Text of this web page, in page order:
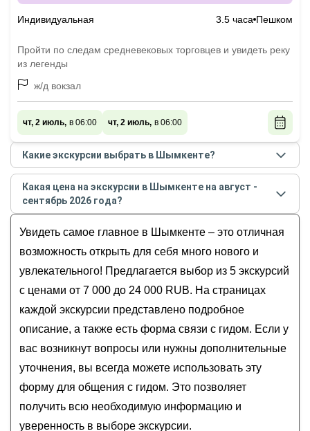
Индивидуальная 3.5 часа Пешком
Пройти по следам средневековых торговцев и увидеть реку
из легенды
ж/д вокзал
чт, 2 июль, в 06:00 чт, 2 июль, в 06:00
Какие экскурсии выбрать в Шымкенте?
Самые популярные экскурсиив Шымкентев
августе - сентябре 2026года:
Из Шымкента — в древние горы Каратау
На джипе из Шымкента — к каньону реки Аксу
Пещера Ак мечеть, мавзолей Домалак Ана и
главные места Шымкента
Добро пожаловать в Шымкент!
Древний и современный Шымкент:
путешествие во времени
Какая цена на экскурсии в Шымкенте на август -
сентябрь 2026 года?
сентябрь 2026 года от 7 000до 24 000 RUB
Увидеть самое главное в Шымкенте – это отличная
возможность открыть для себя много нового и
увлекательного! Предлагается выбор из 5 экскурсий
с ценами от 7 000 до 24 000 RUB. На страницах
каждой экскурсии представлено подробное
описание, а также есть форма связи с гидом. Если у
вас возникнут вопросы или нужны дополнительные
уточнения, вы всегда можете использовать эту
форму для общения с гидом. Это позволяет
получить всю необходимую информацию и
уверенность в выборе экскурсии.